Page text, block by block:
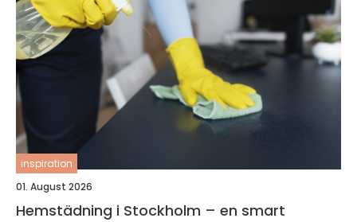
inspiration
01. August 2026
Hemstädning i Stockholm – en smart